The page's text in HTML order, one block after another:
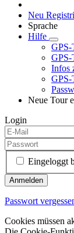
Neu
Sprache
Hilfe
GPS-
GPS-
Infos
GPS-
Neue Tour
Login
Eingeloggt
Passwort
Cookies müssen